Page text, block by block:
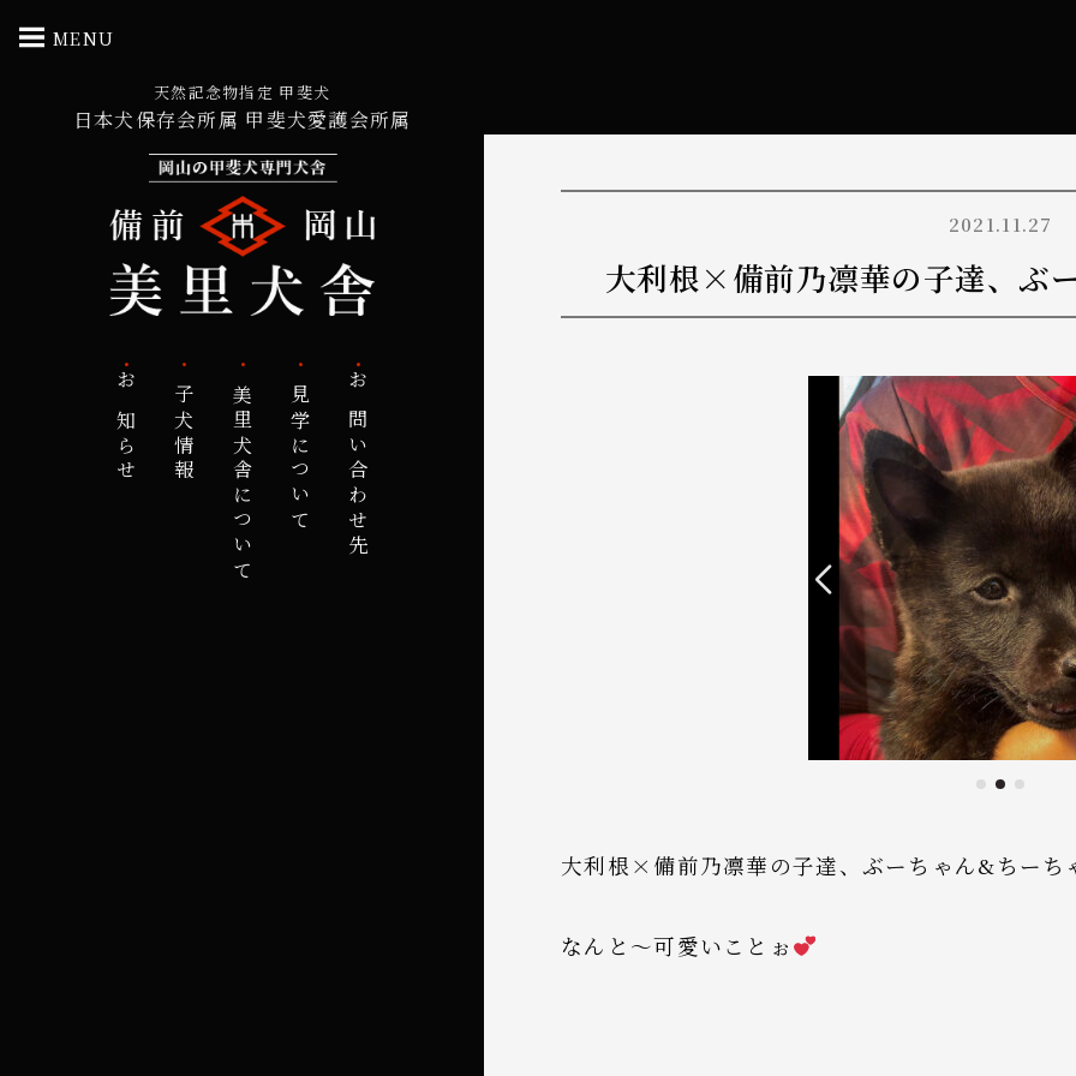
MENU
天然記念物指定 甲斐犬
日本犬保存会所属 甲斐犬愛護会所属
お知らせ 子犬情報 美里犬舎について 見学について お問い合わせ先
2021.11.27
大利根×備前乃凛華の子達、ぶ
大利根×備前乃凛華の子達、ぶーちゃん&ちーち
なんと〜可愛いことぉ